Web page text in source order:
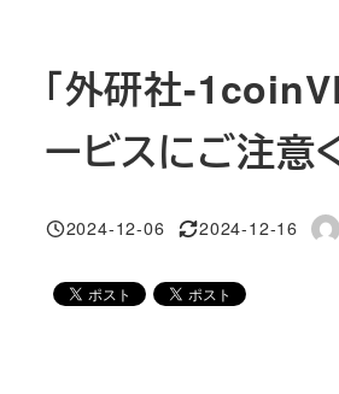
「外研社-
ービスにご注意
投稿日
2024-12-06
更新日
2024-12-16
著